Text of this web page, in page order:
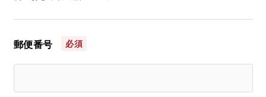
郵便番号 必須